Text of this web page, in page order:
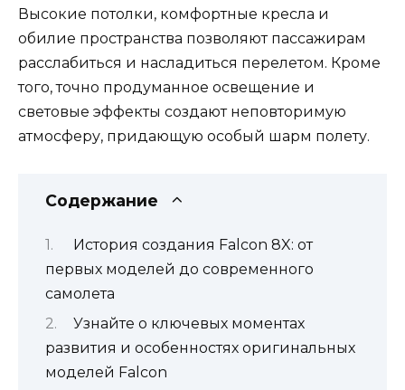
Высокие потолки, комфортные кресла и
обилие пространства позволяют пассажирам
расслабиться и насладиться перелетом. Кроме
того, точно продуманное освещение и
световые эффекты создают неповторимую
атмосферу, придающую особый шарм полету.
Содержание
История создания Falcon 8X: от
первых моделей до современного
самолета
Узнайте о ключевых моментах
развития и особенностях оригинальных
моделей Falcon